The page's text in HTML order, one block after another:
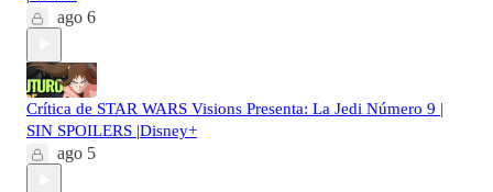
ago 6
Crítica de STAR WARS Visions Presenta: La Jedi Número 9 |
SIN SPOILERS |Disney+
ago 5